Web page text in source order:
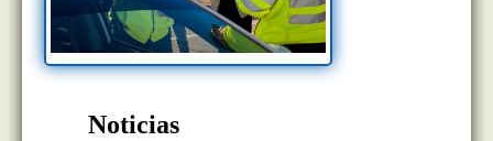
Noticias